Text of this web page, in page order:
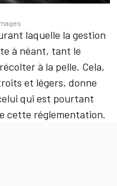
laquelle la gestion
à néant, tant le
à la pelle. Cela,
et légers, donne
qui est pourtant
cette réglementation.